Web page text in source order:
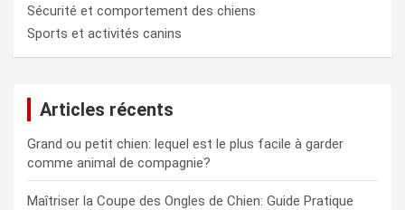
Sécurité et comportement des chiens
Sports et activités canins
Articles récents
Grand ou petit chien: lequel est le plus facile à garder
comme animal de compagnie?
Maîtriser la Coupe des Ongles de Chien: Guide Pratique